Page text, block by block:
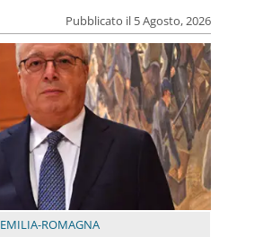
Pubblicato il 5 Agosto, 2026
EMILIA-ROMAGNA